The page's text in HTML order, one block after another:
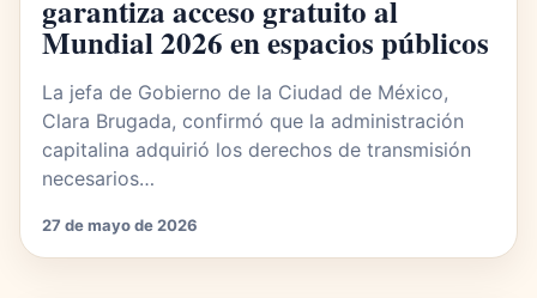
garantiza acceso gratuito al
Mundial 2026 en espacios públicos
La jefa de Gobierno de la Ciudad de México,
Clara Brugada, confirmó que la administración
capitalina adquirió los derechos de transmisión
necesarios…
27 de mayo de 2026